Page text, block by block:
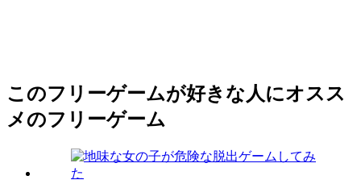
このフリーゲームが好きな人にオスス
メのフリーゲーム